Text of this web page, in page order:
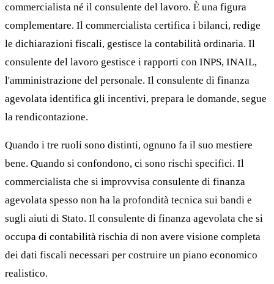
commercialista né il consulente del lavoro. È una figura
complementare. Il commercialista certifica i bilanci, redige
le dichiarazioni fiscali, gestisce la contabilità ordinaria. Il
consulente del lavoro gestisce i rapporti con INPS, INAIL,
l'amministrazione del personale. Il consulente di finanza
agevolata identifica gli incentivi, prepara le domande, segue
la rendicontazione.
Quando i tre ruoli sono distinti, ognuno fa il suo mestiere
bene. Quando si confondono, ci sono rischi specifici. Il
commercialista che si improvvisa consulente di finanza
agevolata spesso non ha la profondità tecnica sui bandi e
sugli aiuti di Stato. Il consulente di finanza agevolata che si
occupa di contabilità rischia di non avere visione completa
dei dati fiscali necessari per costruire un piano economico
realistico.